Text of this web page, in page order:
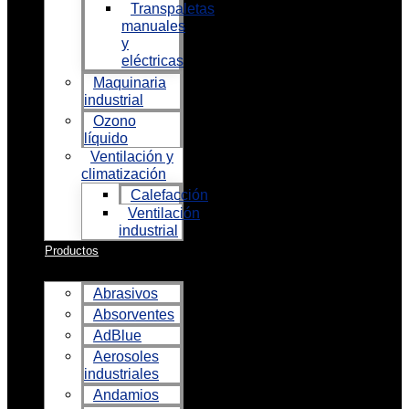
Transpaletas
manuales
y
eléctricas
Maquinaria
industrial
Ozono
líquido
Ventilación y
climatización
Calefacción
Ventilación
industrial
Productos
Abrasivos
Absorventes
AdBlue
Aerosoles
industriales
Andamios